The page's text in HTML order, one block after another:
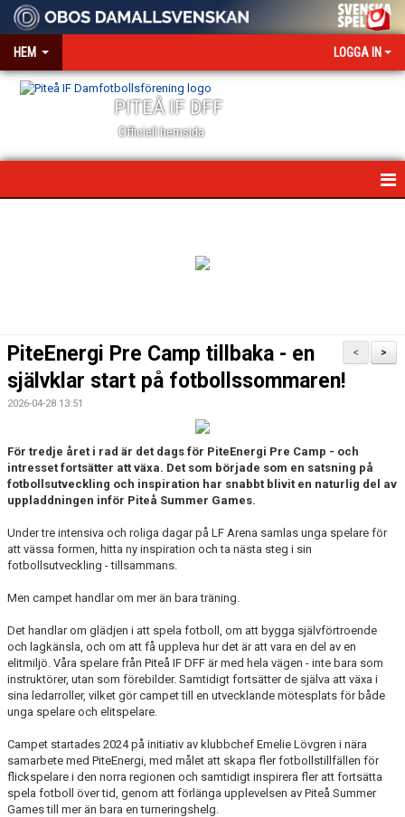
HEM LOGGA IN
PITEÅ IF DFF
Officiell hemsida
KONTAKT
BILJETTER OCH SÄSONGSKORT
MATCHER
PITEENERGI PRE CAMP 2026
>
<
PiteEnergi Pre Camp tillbaka - en
självklar start på fotbollssommaren!
2026-04-28 13:51
För tredje året i rad är det dags för PiteEnergi Pre Camp - och
intresset fortsätter att växa. Det som började som en satsning på
fotbollsutveckling och inspiration har snabbt blivit en naturlig del av
uppladdningen inför Piteå Summer Games.
Under tre intensiva och roliga dagar på LF Arena samlas unga spelare för
att vässa formen, hitta ny inspiration och ta nästa steg i sin
fotbollsutveckling - tillsammans.
Men campet handlar om mer än bara träning.
Det handlar om glädjen i att spela fotboll, om att bygga självförtroende
och lagkänsla, och om att få uppleva hur det är att vara en del av en
elitmiljö. Våra spelare från Piteå IF DFF är med hela vägen - inte bara som
instruktörer, utan som förebilder. Samtidigt fortsätter de själva att växa i
sina ledarroller, vilket gör campet till en utvecklande mötesplats för både
unga spelare och elitspelare.
Campet startades 2024 på initiativ av klubbchef Emelie Lövgren i nära
samarbete med PiteEnergi, med målet att skapa fler fotbollstillfällen för
flickspelare i den norra regionen och samtidigt inspirera fler att fortsätta
spela fotboll över tid, genom att förlänga upplevelsen av Piteå Summer
Games till mer än bara en turneringshelg.